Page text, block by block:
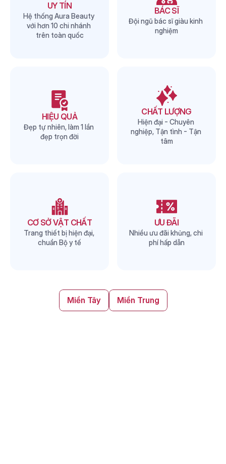
UY TÍN
Hệ thống Aura Beauty
với hơn 10 chi nhánh
trên toàn quốc
BÁC SĨ
Đội ngũ bác sĩ giàu kinh
nghiệm
HIỆU QUẢ
Đẹp tự nhiên, làm 1 lần
đẹp trọn đời
CHẤT LƯỢNG
Hiện đại - Chuyên
nghiệp, Tận tình - Tận
tâm
CƠ SỞ VẬT CHẤT
Trang thiết bị hiện đại,
chuẩn Bộ y tế
ƯU ĐÃI
Nhiều ưu đãi khủng, chi
phí hấp dẫn
Miền Tây Miền Trung